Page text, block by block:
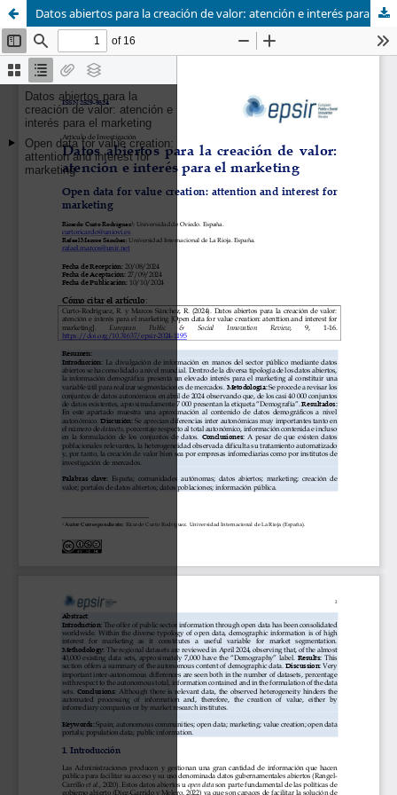
Datos abiertos para la creación de valor: atención e interés para el marketing